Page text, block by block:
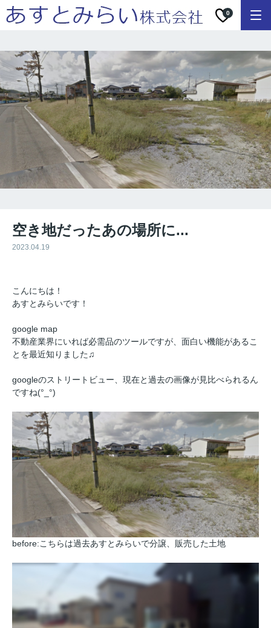
0
空き地だったあの場所に...
2023.04.19
こんにちは！
あすとみらいです！
google map
不動産業界にいれば必需品のツールですが、面白い機能があるこ
とを最近知りました♫
googleのストリートビュー、現在と過去の画像が見比べられるん
ですね(°_°)
before:こちらは過去あすとみらいで分譲、販売した土地